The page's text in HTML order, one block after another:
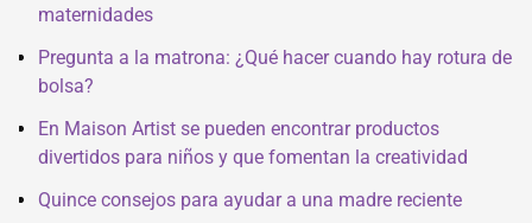
maternidades
Pregunta a la matrona: ¿Qué hacer cuando hay rotura de
bolsa?
En Maison Artist se pueden encontrar productos
divertidos para niños y que fomentan la creatividad
Quince consejos para ayudar a una madre reciente